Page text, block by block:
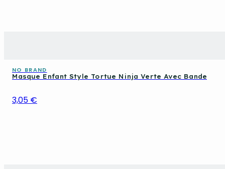
NO BRAND
Masque Enfant Style Tortue Ninja Verte Avec Bande
3,05 €